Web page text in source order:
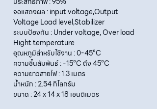
จอแสดงผล : input voltage,Output
Voltage Load level,Stabilizer
ระบบป้องกัน : Under voltage, Over load
Hight temperature
อุณหภูมิสำหรับใช้งาน : 0-45°C
ความชื้นสัมพันธ์ : -15°C ถึง 45°C
ความยาวสายไฟ : 1.3 เมตร
น้ำหนัก : 2.54 กิโลกรัม
ขนาด : 24 x 14 x 18 เซนติเมตร